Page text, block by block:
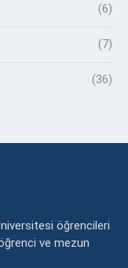
(6)
(7)
(36)
öğrencileri
ve mezun